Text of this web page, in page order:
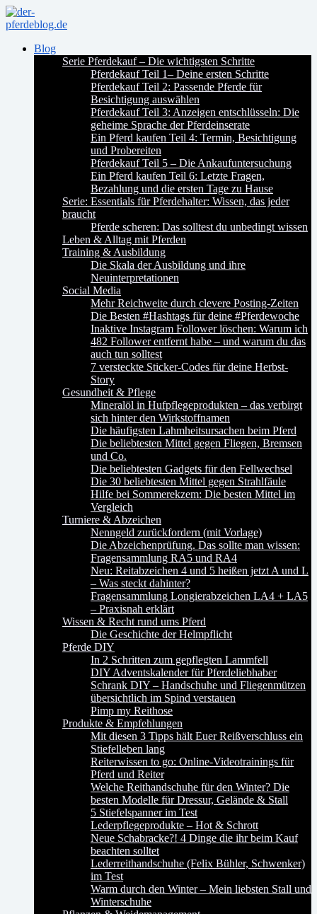
Blog
Serie Pferdekauf – Die wichtigsten Schritte
Pferdekauf Teil 1– Deine ersten Schritte
Pferdekauf Teil 2: Passende Pferde für
Besichtigung auswählen
Pferdekauf Teil 3: Anzeigen entschlüsseln: Die
geheime Sprache der Pferdeinserate
Ein Pferd kaufen Teil 4: Termin, Besichtigung
und Probereiten
Pferdekauf Teil 5 – Die Ankaufuntersuchung
Ein Pferd kaufen Teil 6: Letzte Fragen,
Bezahlung und die ersten Tage zu Hause
Serie: Essentials für Pferdehalter: Wissen, das jeder
braucht
Pferde scheren: Das solltest du unbedingt wissen
Leben & Alltag mit Pferden
Training & Ausbildung
Die Skala der Ausbildung und ihre
Neuinterpretationen
Social Media
Mehr Reichweite durch clevere Posting-Zeiten
Die Besten #Hashtags für deine #Pferdewoche
Inaktive Instagram Follower löschen: Warum ich
482 Follower entfernt habe – und warum du das
auch tun solltest
7 versteckte Sticker-Codes für deine Herbst-
Story
Gesundheit & Pflege
Mineralöl in Hufpflegeprodukten – das verbirgt
sich hinter den Wirkstoffnamen
Die häufigsten Lahmheitsursachen beim Pferd
Die beliebtesten Mittel gegen Fliegen, Bremsen
und Co.
Die beliebtesten Gadgets für den Fellwechsel
Die 30 beliebtesten Mittel gegen Strahlfäule
Hilfe bei Sommerekzem: Die besten Mittel im
Vergleich
Turniere & Abzeichen
Nenngeld zurückfordern (mit Vorlage)
Die Abzeichenprüfung. Das sollte man wissen:
Fragensammlung RA5 und RA4
Neu: Reitabzeichen 4 und 5 heißen jetzt A und L
– Was steckt dahinter?
Fragensammlung Longierabzeichen LA4 + LA5
– Praxisnah erklärt
Wissen & Recht rund ums Pferd
Die Geschichte der Helmpflicht
Pferde DIY
In 2 Schritten zum gepflegten Lammfell
DIY Adventskalender für Pferdeliebhaber
Schrank DIY – Handschuhe und Fliegenmützen
übersichtlich im Spind verstauen
Pimp my Reithose
Produkte & Empfehlungen
Mit diesen 3 Tipps hält Euer Reißverschluss ein
Stiefelleben lang
Reiterwissen to go: Online-Videotrainings für
Pferd und Reiter
Welche Reithandschuhe für den Winter? Die
besten Modelle für Dressur, Gelände & Stall
5 Stiefelspanner im Test
Lederpflegeprodukte – Hot & Schrott
Neue Schabracke?! 4 Dinge die ihr beim Kauf
beachten solltet
Lederreithandschuhe (Felix Bühler, Schwenker)
im Test
Warm durch den Winter – Mein liebsten Stall und
Winterschuhe